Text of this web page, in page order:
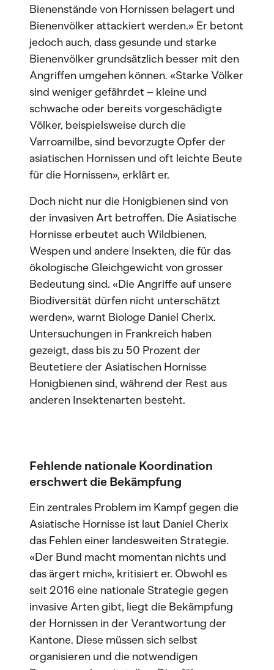
Bienenstände von Hornissen belagert und
Bienenvölker attackiert werden.» Er betont
jedoch auch, dass gesunde und starke
Bienenvölker grundsätzlich besser mit den
Angriffen umgehen können. «Starke Völker
sind weniger gefährdet – kleine und
schwache oder bereits vorgeschädigte
Völker, beispielsweise durch die
Varroamilbe, sind bevorzugte Opfer der
asiatischen Hornissen und oft leichte Beute
für die Hornissen», erklärt er.
Doch nicht nur die Honigbienen sind von
der invasiven Art betroffen. Die Asiatische
Hornisse erbeutet auch Wildbienen,
Wespen und andere Insekten, die für das
ökologische Gleichgewicht von grosser
Bedeutung sind. «Die Angriffe auf unsere
Biodiversität dürfen nicht unterschätzt
werden», warnt Biologe Daniel Cherix.
Untersuchungen in Frankreich haben
gezeigt, dass bis zu 50 Prozent der
Beutetiere der Asiatischen Hornisse
Honigbienen sind, während der Rest aus
anderen Insektenarten besteht.
Fehlende nationale Koordination
erschwert die Bekämpfung
Ein zentrales Problem im Kampf gegen die
Asiatische Hornisse ist laut Daniel Cherix
das Fehlen einer landesweiten Strategie.
«Der Bund macht momentan nichts und
das ärgert mich», kritisiert er. Obwohl es
seit 2016 eine nationale Strategie gegen
invasive Arten gibt, liegt die Bekämpfung
der Hornissen in der Verantwortung der
Kantone. Diese müssen sich selbst
organisieren und die notwendigen